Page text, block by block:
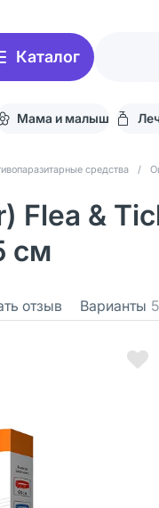
Каталог
Мама и малыш
средства /
Flea &
см
отзыв Варианты 5